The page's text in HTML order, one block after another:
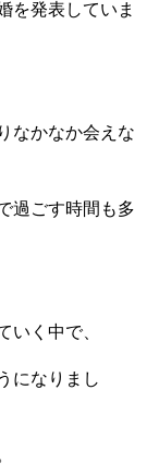
を発表していま
なかなか会えな
過ごす時間も多
いく中で、
になりまし